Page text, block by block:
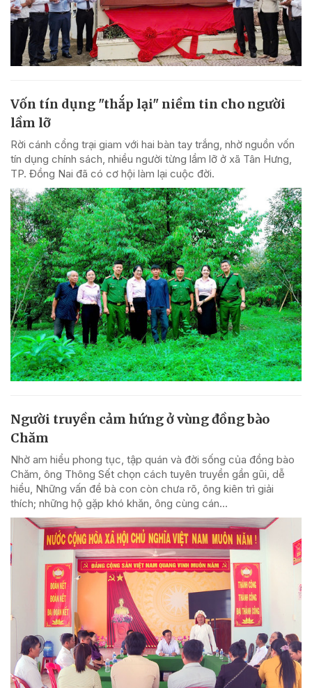
Vốn tín dụng "thắp lại" niềm tin cho người
lầm lỡ
Rời cánh cổng trại giam với hai bàn tay trắng, nhờ nguồn vốn
tín dụng chính sách, nhiều người từng lầm lỡ ở xã Tân Hưng,
TP. Đồng Nai đã có cơ hội làm lại cuộc đời.
Người truyền cảm hứng ở vùng đồng bào
Chăm
Nhờ am hiểu phong tục, tập quán và đời sống của đồng bào
Chăm, ông Thông Sết chọn cách tuyên truyền gần gũi, dễ
hiểu, Những vấn đề bà con còn chưa rõ, ông kiên trì giải
thích; những hộ gặp khó khăn, ông cùng cán...